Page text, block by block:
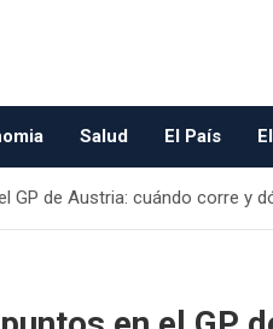
Salud El País
GP de Austria: cuándo corre y